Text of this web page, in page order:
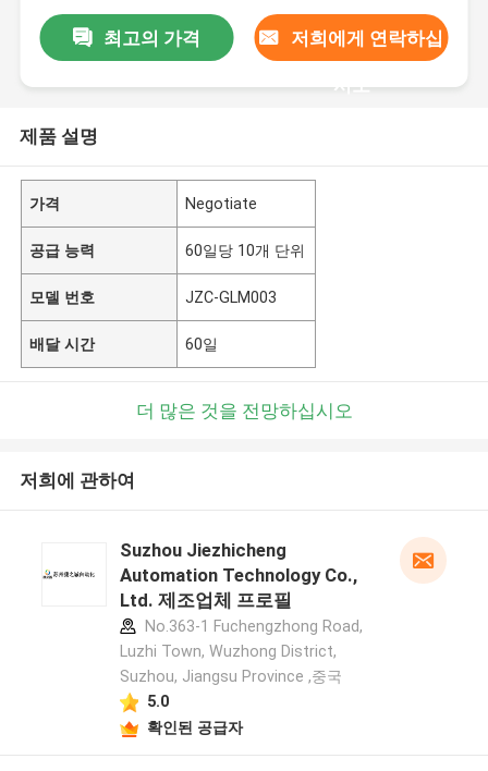
최고의 가격 저희에게 연락하십
시오
제품 설명
가격 Negotiate
공급 능력 60일당 10개 단위
모델 번호 JZC-GLM003
배달 시간 60일
더 많은 것을 전망하십시오
저희에 관하여
Suzhou Jiezhicheng
Automation Technology Co.,
Ltd. 제조업체 프로필
No.363-1 Fuchengzhong Road,
Luzhi Town, Wuzhong District,
Suzhou, Jiangsu Province ,중국
5.0
확인된 공급자